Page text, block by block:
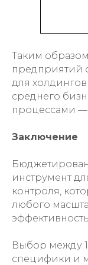
Таким
предприятий
для
среднего
процессами —
Заключение
инструмент
контроля,
любого
Выбор между
специфики и